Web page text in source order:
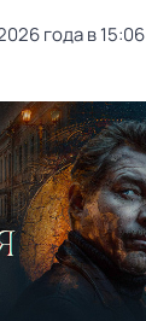
года в 15:06